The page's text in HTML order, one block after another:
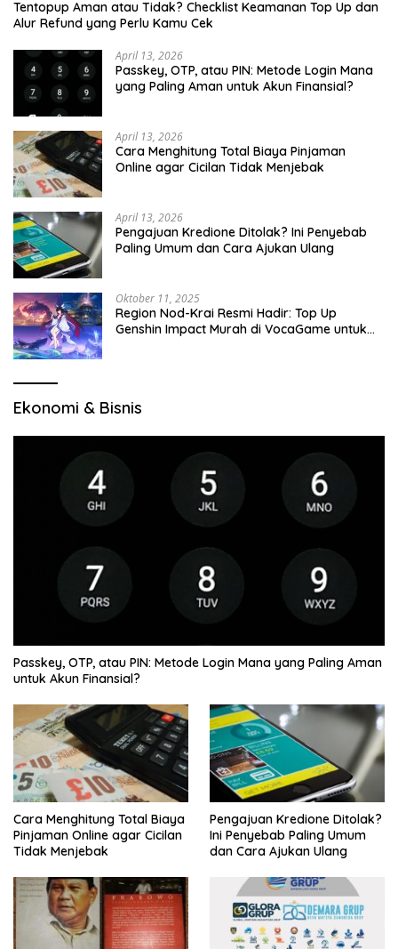
Tentopup Aman atau Tidak? Checklist Keamanan Top Up dan
Alur Refund yang Perlu Kamu Cek
April 13, 2026
Passkey, OTP, atau PIN: Metode Login Mana
yang Paling Aman untuk Akun Finansial?
April 13, 2026
Cara Menghitung Total Biaya Pinjaman
Online agar Cicilan Tidak Menjebak
April 13, 2026
Pengajuan Kredione Ditolak? Ini Penyebab
Paling Umum dan Cara Ajukan Ulang
Oktober 11, 2025
Region Nod-Krai Resmi Hadir: Top Up
Genshin Impact Murah di VocaGame untuk
Ekonomi & Bisnis
Passkey, OTP, atau PIN: Metode Login Mana yang Paling Aman
untuk Akun Finansial?
Cara Menghitung Total Biaya
Pinjaman Online agar Cicilan
Tidak Menjebak
Pengajuan Kredione Ditolak?
Ini Penyebab Paling Umum
dan Cara Ajukan Ulang